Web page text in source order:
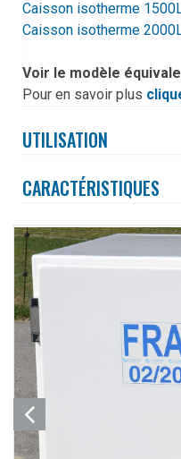
Caisson isotherme
Caisson isotherme
Voir le modèle
Pour en savoir plus
UTILISATION
CARACTÉRISTIQUES